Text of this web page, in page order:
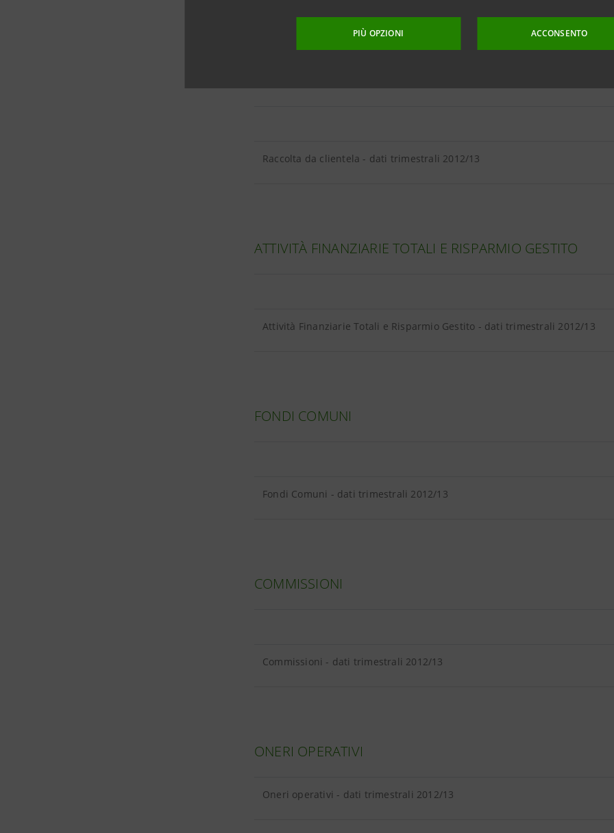
PIÙ OPZIONI ACCONSENTO
Raccolta da clientela - dati trimestrali 2012/13
ATTIVITÀ FINANZIARIE TOTALI E RISPARMIO GESTITO
Attività Finanziarie Totali e Risparmio Gestito - dati trimestrali 2012/13
FONDI COMUNI
Fondi Comuni - dati trimestrali 2012/13
COMMISSIONI
Commissioni - dati trimestrali 2012/13
ONERI OPERATIVI
Oneri operativi - dati trimestrali 2012/13